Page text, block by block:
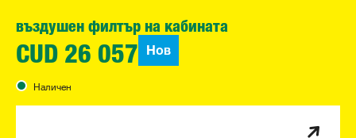
въздушен филтър на кабината
CUD 26 057 Нов
Наличен